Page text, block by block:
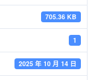
705.36 KB
1
2025 年 10 月 14 日